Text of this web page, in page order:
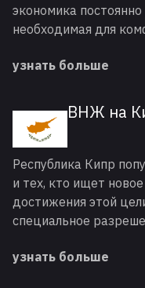
экономика постоянно
необходимая для
Европейского союза,
широкому перечню
возможности
стран Шенгенской
узнать больше
ВНЖ на
Республика Кипр
и тех, кто ищет
достижения этой
специальное
временное или
узнать больше